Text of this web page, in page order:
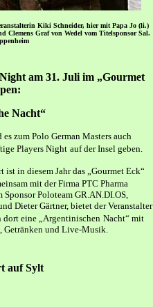
Kiki Schneider, hier mit Papa Jo (li.)
Clemens Graf von Wedel vom Titelsponsor Sal.
am 31. Juli im „Gourmet
Nacht“
zum Polo German Masters auch
Players Night auf der Insel geben.
ist in diesem Jahr das „Gourmet Eck“
mit der Firma PTC Pharma
Sponsor Poloteam GR.AN.DI.OS,
Dieter Gärtner, bietet der Veranstalter
dort eine „Argentinischen Nacht“ mit
Getränken und Live-Musik.
auf Sylt